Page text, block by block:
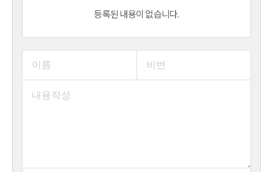
등록된 내용이 없습니다.